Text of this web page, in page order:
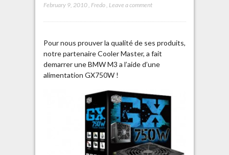
February 9, 2010, Fredo, Leave a comment
Pour nous prouver la qualité de ses produits,
notre partenaire Cooler Master, a fait
demarrer une BMW M3 a l’aide d’une
alimentation GX750W !